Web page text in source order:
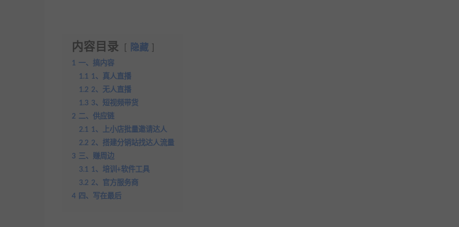
内容目录 隐藏
1 一、搞内容
1.1 1、真人直播
1.2 2、无人直播
1.3 3、短视频带货
2 二、供应链
2.1 1、上小店批量邀请达人
2.2 2、搭建分销站找达人流量
3 三、赚周边
3.1 1、培训+软件工具
3.2 2、官方服务商
4 四、写在最后